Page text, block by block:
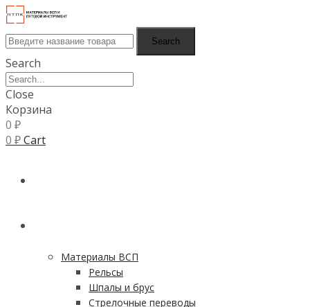
Search
Search
Close
Корзина
0 ₽
0 ₽Cart
Материалы ВСП
Рельсы
Шпалы и брус
Стрелочные переводы